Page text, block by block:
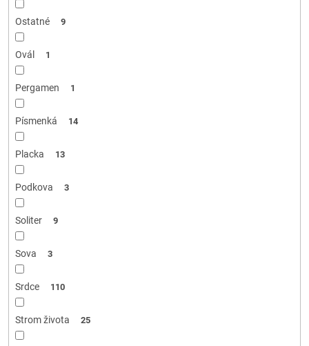
Ostatné 9
Ovál 1
Pergamen 1
Písmenká 14
Placka 13
Podkova 3
Soliter 9
Sova 3
Srdce 110
Strom života 25